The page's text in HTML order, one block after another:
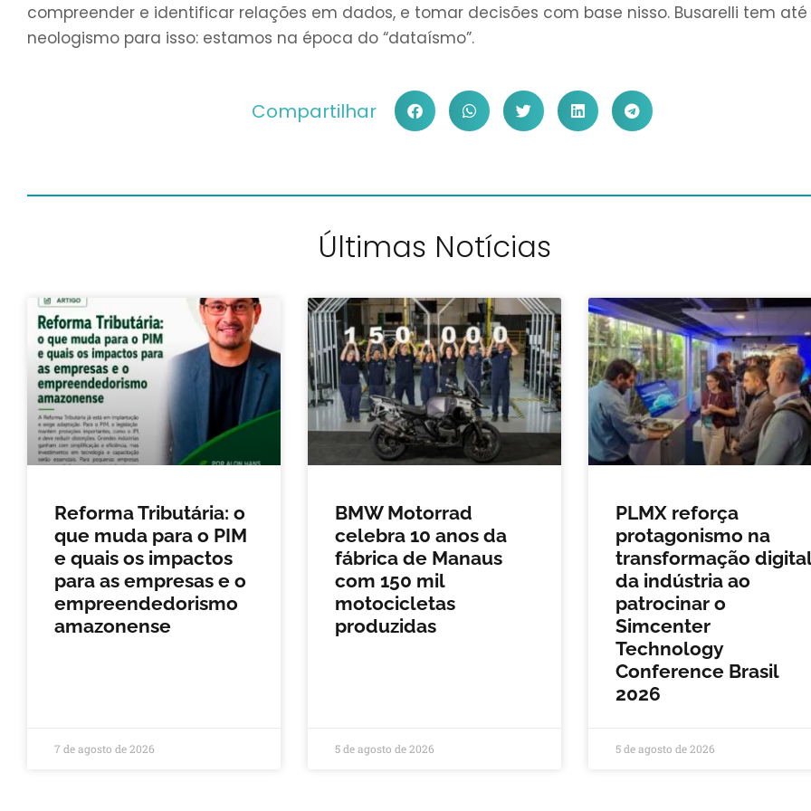
compreender e identificar relações em dados, e tomar decisões com base nisso. Busarelli tem
neologismo para isso: estamos na época do “dataísmo”.
Compartilhar
Últimas Notícias
Reforma Tributária: o
que muda para o PIM
e quais os impactos
para as empresas e o
empreendedorismo
amazonense
7 de agosto de 2026
BMW Motorrad
celebra 10 anos da
fábrica de Manaus
com 150 mil
motocicletas
produzidas
5 de agosto de 2026
PLMX reforça
protagonismo na
transformação digital
da indústria ao
patrocinar o
Simcenter
Technology
Conference Brasil
2026
5 de agosto de 2026